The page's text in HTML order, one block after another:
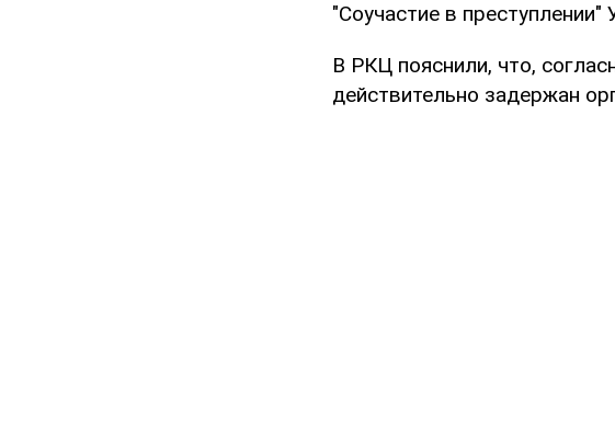
"Соучастие в преступлении"
В РКЦ пояснили, что,
действительно задержан